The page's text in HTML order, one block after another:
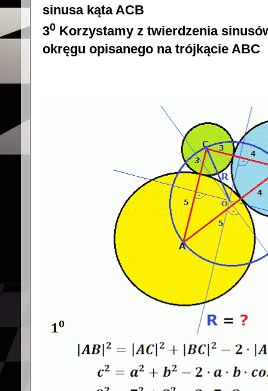
sinusa kąta ACB
30 Korzystamy z twierdzenia
okręgu opisanego na trójkącie ABC